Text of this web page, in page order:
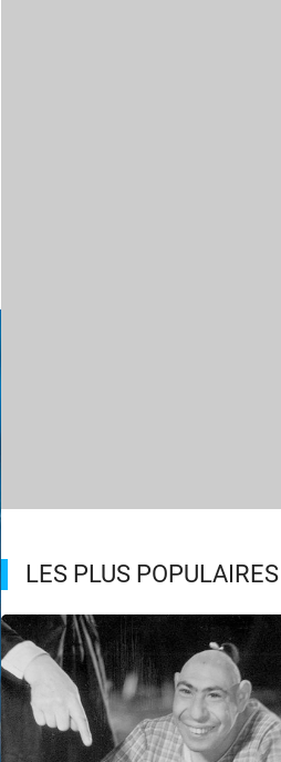
LES PLUS POPULAIRES